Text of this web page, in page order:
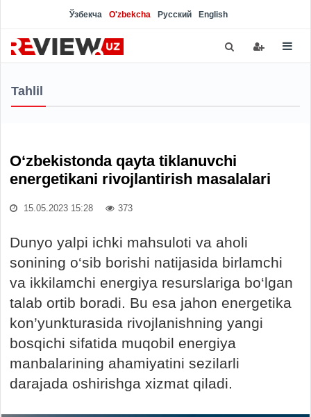
Ўзбекча O'zbekcha Русский English
Tahlil
O‘zbekistonda qayta tiklanuvchi
energetikani rivojlantirish masalalari
15.05.2023 15:28 373
Dunyo yalpi ichki mahsuloti va aholi
sonining o‘sib borishi natijasida birlamchi
va ikkilamchi energiya resurslariga bo‘lgan
talab ortib boradi. Bu esa jahon energetika
kon’yunkturasida rivojlanishning yangi
bosqichi sifatida muqobil energiya
manbalarining ahamiyatini sezilarli
darajada oshirishga xizmat qiladi.